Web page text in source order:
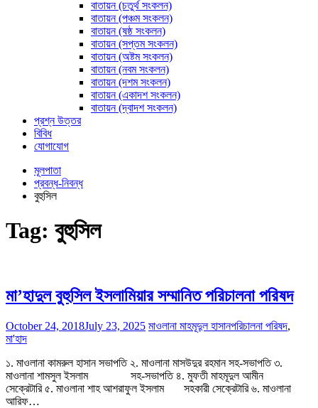
বাতায়ন (চতুর্থ সংকলন)
বাতায়ন (পঞ্চম সংকলন)
বাতায়ন (ষষ্ঠ সংকলন)
বাতায়ন (সপ্তম সংকলন)
বাতায়ন (অষ্টম সংকলন)
বাতায়ন (নবম সংকলন)
বাতায়ন (দশম সংকলন)
বাতায়ন (একাদশ সংকলন)
বাতায়ন (দ্বাদশ সংকলন)
প্রশ্ন উত্তর
বিবিধ
যোগাযোগ
মূলপাতা
প্রবন্ধ-নিবন্ধ
বুহুসিল
Tag: বুহুসিল
মা’হাদুল বুহুসিল ইসলামিয়ার সম্মানিত পরিচালনা পরিষদ
October 24, 2018July 23, 2025 মাওলানা মাহমূদুল হাসানপরিচালনা পরিষদ,
মা'হাদ
১. মাওলানা কামরুল হাসান সভাপতি ২. মাওলানা মাসউদুর রহমান সহ-সভাপতি ৩.
মাওলানা শামসুল ইসলাম সহ-সভাপতি ৪. মুফতী মাহমূদুল আমীন
সেক্রেটারি ৫. মাওলানা শাহ আশরাফুল ইসলাম সহকারী সেক্রেটারি ৬. মাওলানা
আরিফ…